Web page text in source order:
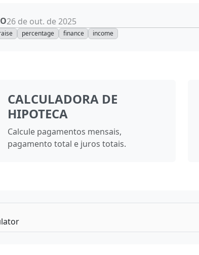
26 de out. de 2025
percentage finance income
CALCULADORA DE
HIPOTECA
Calcule pagamentos mensais,
pagamento total e juros totais.